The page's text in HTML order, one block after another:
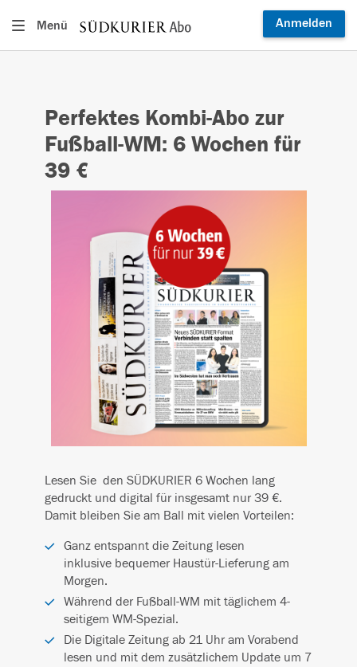
Menü Anmelden
Perfektes Kombi-Abo zur
Fußball-WM: 6 Wochen für
39 €
Lesen Sie den SÜDKURIER 6 Wochen lang
gedruckt und digital für insgesamt nur 39 €.
Damit bleiben Sie am Ball mit vielen Vorteilen:
Ganz entspannt die Zeitung lesen
inklusive bequemer Haustür-Lieferung am
Morgen.
Während der Fußball-WM mit täglichem 4-
seitigem WM-Spezial.
Die Digitale Zeitung ab 21 Uhr am Vorabend
lesen und mit dem zusätzlichem Update um 7